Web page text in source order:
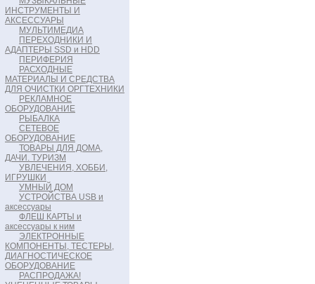
ИНСТРУМЕНТЫ И
АКСЕССУАРЫ
МУЛЬТИМЕДИА
ПЕРЕХОДНИКИ И
АДАПТЕРЫ SSD и HDD
ПЕРИФЕРИЯ
РАСХОДНЫЕ
МАТЕРИАЛЫ И СРЕДСТВА
ДЛЯ ОЧИСТКИ ОРГТЕХНИКИ
РЕКЛАМНОЕ
ОБОРУДОВАНИЕ
РЫБАЛКА
СЕТЕВОЕ
ОБОРУДОВАНИЕ
ТОВАРЫ ДЛЯ ДОМА,
ДАЧИ. ТУРИЗМ
УВЛЕЧЕНИЯ, ХОББИ,
ИГРУШКИ
УМНЫЙ ДОМ
УСТРОЙСТВА USB и
аксессуары
ФЛЕШ КАРТЫ и
аксессуары к ним
ЭЛЕКТРОННЫЕ
КОМПОНЕНТЫ, ТЕСТЕРЫ,
ДИАГНОСТИЧЕСКОЕ
ОБОРУДОВАНИЕ
РАСПРОДАЖА!